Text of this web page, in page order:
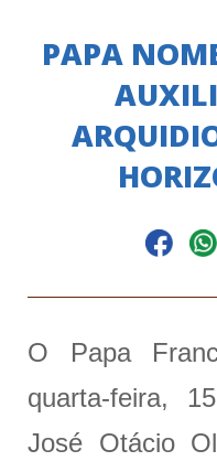
PAPA
O Papa
quarta-feira,
José Otácio